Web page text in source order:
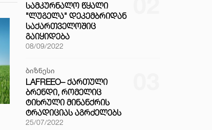
ᲡᲐᲛᲙᲣᲠᲜᲐᲚᲝ ᲬᲧᲐᲚᲘ
"ᲚᲣᲒᲔᲚᲐ" ᲓᲔᲙᲔᲛᲑᲠᲘᲓᲐᲜ
ᲡᲐᲥᲐᲠᲗᲕᲔᲚᲝᲨᲘᲪ
ᲒᲐᲘᲧᲘᲓᲔᲑᲐ
08/09/2022
ბიზნესი
LAFREEO– ᲥᲐᲠᲗᲣᲚᲘ
ᲑᲠᲔᲜᲓᲘ, ᲠᲝᲛᲔᲚᲘᲪ
ᲢᲘᲮᲠᲣᲚᲘ ᲛᲘᲜᲐᲜᲥᲠᲘᲡ
ᲢᲠᲐᲓᲘᲪᲘᲐᲡ ᲐᲒᲠᲫᲔᲚᲔᲑᲡ
25/07/2022